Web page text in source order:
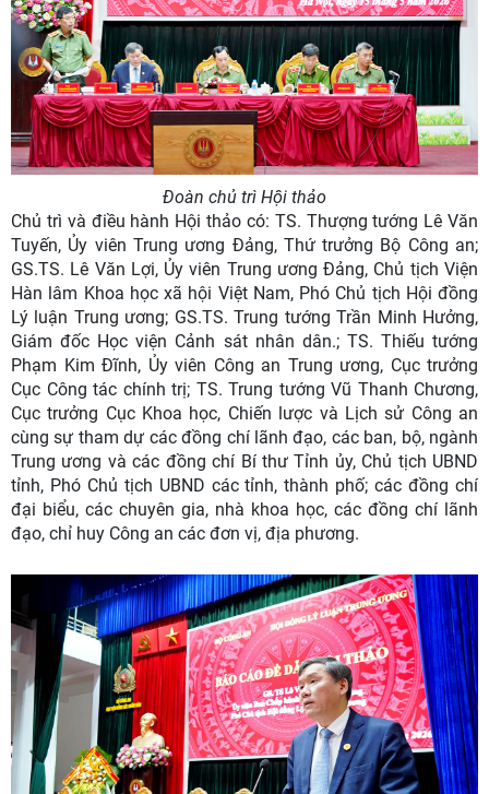
Đoàn chủ trì Hội thảo
Chủ trì và điều hành Hội thảo có: TS. Thượng tướng Lê Văn
Tuyến, Ủy viên Trung ương Đảng, Thứ trưởng Bộ Công an;
GS.TS. Lê Văn Lợi, Ủy viên Trung ương Đảng, Chủ tịch Viện
Hàn lâm Khoa học xã hội Việt Nam, Phó Chủ tịch Hội đồng
Lý luận Trung ương; GS.TS. Trung tướng Trần Minh Hưởng,
Giám đốc Học viện Cảnh sát nhân dân.; TS. Thiếu tướng
Phạm Kim Đĩnh, Ủy viên Công an Trung ương, Cục trưởng
Cục Công tác chính trị; TS. Trung tướng Vũ Thanh Chương,
Cục trưởng Cục Khoa học, Chiến lược và Lịch sử Công an
cùng sự tham dự các đồng chí lãnh đạo, các ban, bộ, ngành
Trung ương và các đồng chí Bí thư Tỉnh ủy, Chủ tịch UBND
tỉnh, Phó Chủ tịch UBND các tỉnh, thành phố; các đồng chí
đại biểu, các chuyên gia, nhà khoa học, các đồng chí lãnh
đạo, chỉ huy Công an các đơn vị, địa phương.